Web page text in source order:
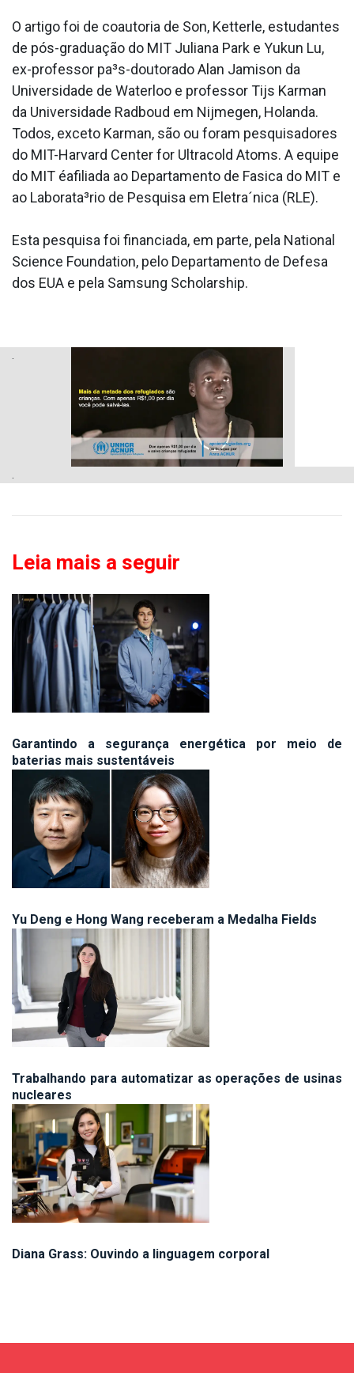
O artigo foi de coautoria de Son, Ketterle, estudantes
de pós-graduação do MIT Juliana Park e Yukun Lu,
ex-professor pa³s-doutorado Alan Jamison da
Universidade de Waterloo e professor Tijs Karman
da Universidade Radboud em Nijmegen, Holanda.
Todos, exceto Karman, são ou foram pesquisadores
do MIT-Harvard Center for Ultracold Atoms. A equipe
do MIT éafiliada ao Departamento de Fa­sica do MIT e
ao Laborata³rio de Pesquisa em Eletra´nica (RLE).
Esta pesquisa foi financiada, em parte, pela National
Science Foundation, pelo Departamento de Defesa
dos EUA e pela Samsung Scholarship.
.
.
Leia mais a seguir
Garantindo a segurança energética por meio de
baterias mais sustentáveis
Yu Deng e Hong Wang receberam a Medalha Fields
Trabalhando para automatizar as operações de usinas
nucleares
Diana Grass: Ouvindo a linguagem corporal